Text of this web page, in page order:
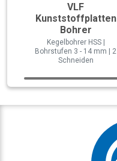
VLF
Kunststoffplatten
Bohrer
Kegelbohrer HSS |
Bohrstufen 3 - 14 mm | 2
Schneiden